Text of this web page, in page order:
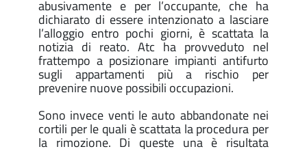
abusivamente e per l’occupante, che ha
dichiarato di essere intenzionato a lasciare
l’alloggio entro pochi giorni, è scattata la
notizia di reato. Atc ha provveduto nel
frattempo a posizionare impianti antifurto
sugli appartamenti più a rischio per
prevenire nuove possibili occupazioni.
Sono invece venti le auto abbandonate nei
cortili per le quali è scattata la procedura per
la rimozione. Di queste una è risultata